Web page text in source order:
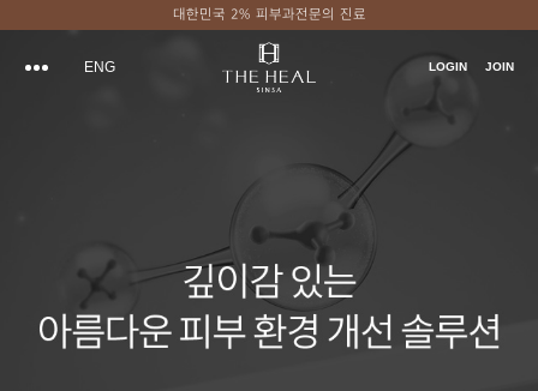
대한민국 2% 피부과전문의 진료
ENG LOGIN JOIN